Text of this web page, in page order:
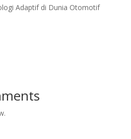
Adaptif di Dunia Otomotif